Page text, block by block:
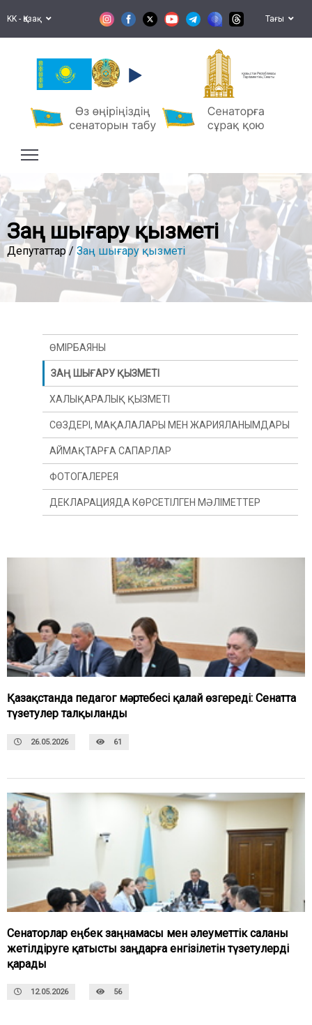
KK - Қазақ Тағы
Қазақстан Республикасы
Парламентінің Сенаты
Заң шығару қызметі
Депутаттар /Заң шығару қызметі
Қазақстанда педагог мәртебесі қалай өзгереді: Сенатта
түзетулер талқыланды
26.05.2026 61
Сенаторлар еңбек заңнамасы мен әлеуметтік саланы
жетілдіруге қатысты заңдарға енгізілетін түзетулерді
қарады
12.05.2026 56
ӨМІРБАЯНЫ
ЗАҢ ШЫҒАРУ ҚЫЗМЕТІ
ХАЛЫҚАРАЛЫҚ ҚЫЗМЕТІ
СӨЗДЕРІ, МАҚАЛАЛАРЫ МЕН ЖАРИЯЛАНЫМДАРЫ
АЙМАҚТАРҒА САПАРЛАР
ФОТОГАЛЕРЕЯ
ДЕКЛАРАЦИЯДА КӨРСЕТІЛГЕН МӘЛІМЕТТЕР